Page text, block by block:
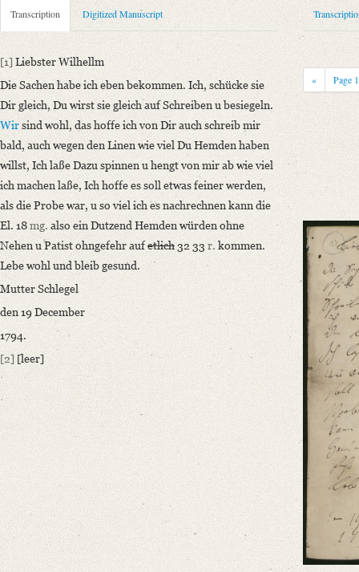
Metadata Concerning Header
Sender: Johanna Christiane Erdmuthe Schlegel
Recipient: August Wilhelm von Schlegel
Place of Destination: Amsterdam GND
Date: 19.12.1794
Notations: Empfangsort erschlossen.
Manuscript
Provider: Dresden, Sächsische Landesbibliothek - Staats- und
OAI Id: DE-611-36881
Classification Number: Mscr.Dresd.e.90,XIX,Bd.21,Nr.33
Number of Pages: 1 S., hs. m. U.
Format: 23,3 x 19,1 cm
Incipit: „[1] Liebster Wilhellm
Die Sachen habe ich eben bekommen. Ich, schücke sie Dir gleich, Du
Language
German
Bamberg, Claudia
Transcription Digitized Manuscript
[1] Liebster Wilhellm
Die Sachen habe ich eben bekommen. Ich, schücke sie
Dir gleich, Du wirst sie gleich auf Schreiben u besiegeln.
Wirsind wohl, das hoffe ich von Dir auch schreib mir
bald, auch wegen den Linen wie viel Du Hemden haben
willst, Ich laße Dazu spinnen u hengt von mir ab wie viel
ich machen laße, Ich hoffe es soll etwas feiner werden,
als die Probe war, u so viel ich es nachrechnen kann die
El. 18mg. also ein Dutzend Hemden würden ohne
Nehen u Patist ohngefehr aufetlich32 33 r. kommen.
Lebe wohl und bleib gesund.
Mutter Schlegel
den 19 December
1794.
[2] [leer]
« Page 1